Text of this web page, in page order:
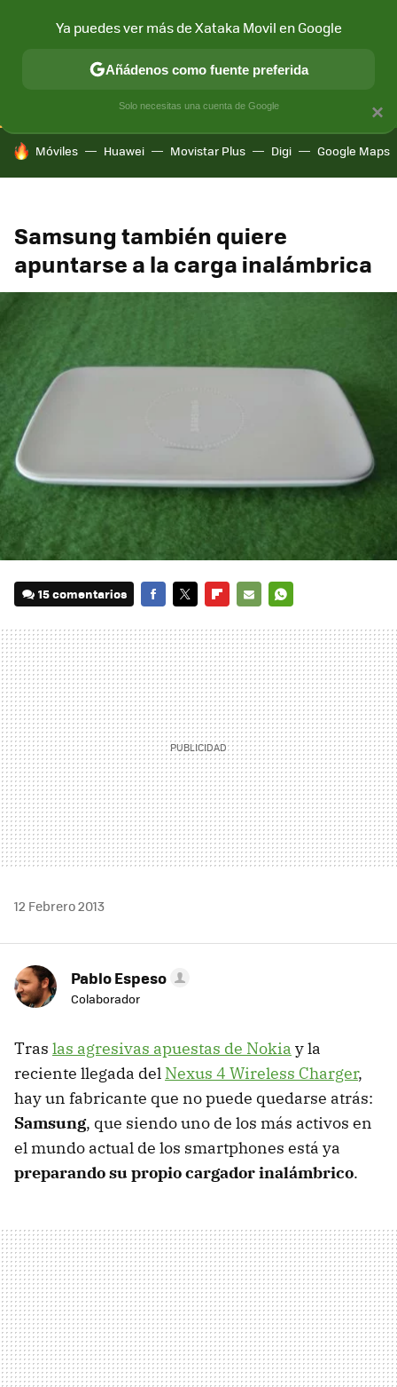
CONECTIVIDAD MÓVIL Y SOCIEDAD APLICACIONES
HOY SE HABLA DE
Móviles Huawei Movistar Plus Digi Google Maps
Samsung también quiere
apuntarse a la carga inalámbrica
15 comentarios
MAIL
12 Febrero 2013
Pablo Espeso
Colaborador
Tras las agresivas apuestas de Nokia y la
reciente llegada del Nexus 4 Wireless Charger,
hay un fabricante que no puede quedarse atrás:
Samsung, que siendo uno de los más activos en
el mundo actual de los smartphones está ya
preparando su propio cargador inalámbrico.
×
Ya puedes ver más de Xataka Movil en Google
Añádenos como fuente preferida
Solo necesitas una cuenta de Google